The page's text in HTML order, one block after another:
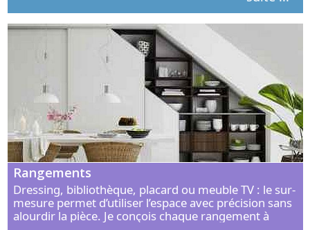
Rangements
Dressing, bibliothèque, placard ou meuble TV : le sur-
mesure permet d’utiliser l’espace avec précision sans
alourdir la pièce. Je conçois chaque rangement à